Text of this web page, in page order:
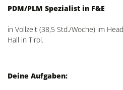
PDM/PLM Spezialist in F&E
in Vollzeit (38,5 Std./Woche) im
Hall in Tirol.
Deine Aufgaben: